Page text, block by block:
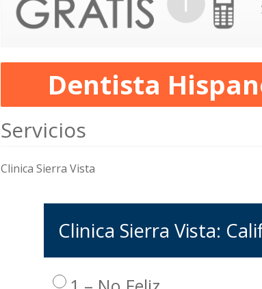
Dentista
Servicios
Clinica Sierra Vista
Clinica Sierra Vista: